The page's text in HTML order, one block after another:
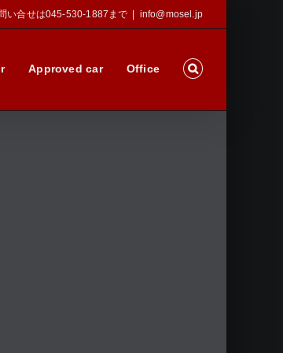
い合せは045-530-1887まで info@mosel.jp
Approved car Office